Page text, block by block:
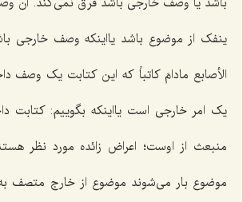
ینفک از موضوع باشد یااینکه وصف خارجی
الأصابع مادامَ کاتباً که این کتابت یک وصف
یک امر خارجی است یااینکه بگوییم: کتابت
منبعث از اوست؛ اعراض زائده مورد نظر
موضوع بار می‌شوند موضوع از خارج متصف